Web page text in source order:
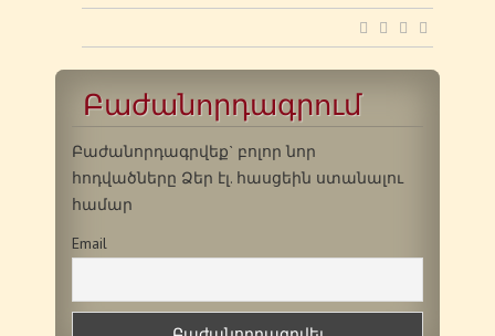
Բաժանորդագրում
Բաժանորդագրվեք` բոլոր նոր
հոդվածները Ձեր էլ. հասցեին ստանալու
համար
Email